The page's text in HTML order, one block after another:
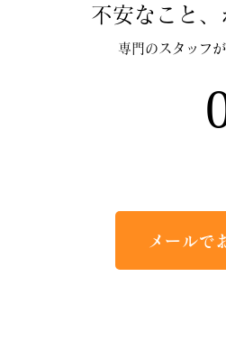
不安なこと
専門のスタッフ
メールで